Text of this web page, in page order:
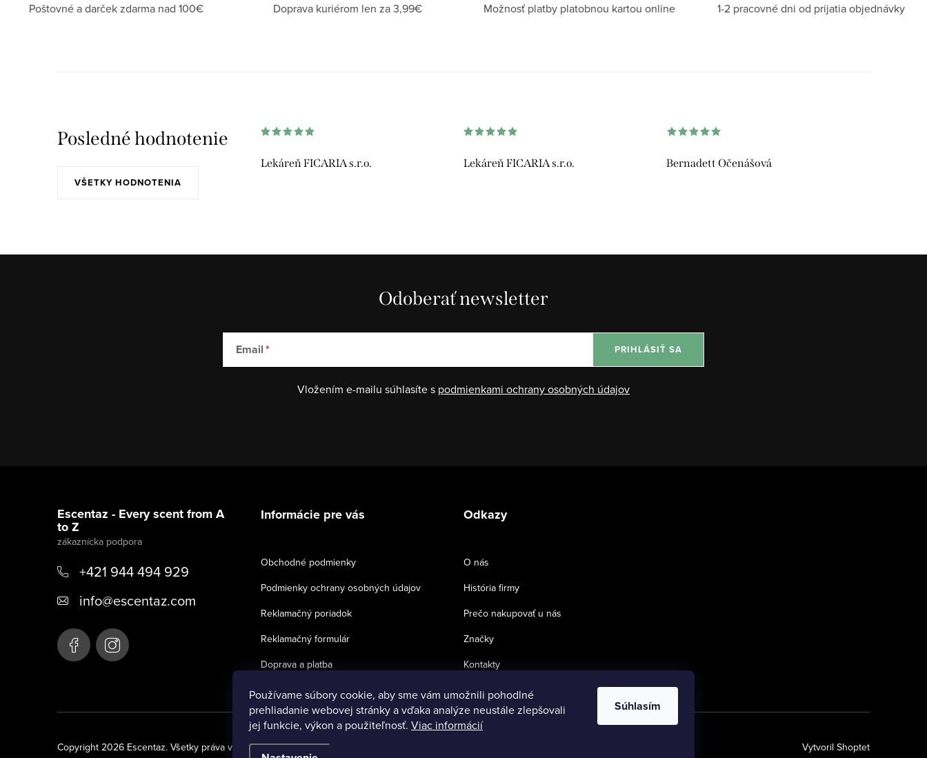
Používame súbory cookie, aby sme vám umožnili pohodlné
prehliadanie webovej stránky a vďaka analýze neustále zlepšovali
jej funkcie, výkon a použiteľnosť. Viac informácií
Súhlasím
Poštovné a darček zdarma nad 100€ Doprava kuriérom len za 3,99€ Možnosť platby platobnou kartou online 1-2 pracovné dni od prijatia objednávky
Posledné hodnotenie
VŠETKY HODNOTENIA
Lekáreň FICARIA s.r.o. Lekáreň FICARIA s.r.o. Bernadett Očenášová
Odoberať newsletter
Email
Vložením e-mailu súhlasíte s podmienkami ochrany osobných údajov
PRIHLÁSIŤ SA
Escentaz - Every scent from A
to Z
+421 944 494 929
info@escentaz.com
Informácie pre vás
Obchodné podmienky
Podmienky ochrany osobných údajov
Reklamačný poriadok
Reklamačný formulár
Doprava a platba
Odkazy
O nás
História firmy
Prečo nakupovať u nás
Značky
Kontakty
Vytvoril Shoptet
Copyright 2026 Escentaz. Všetky práva vyhradené.